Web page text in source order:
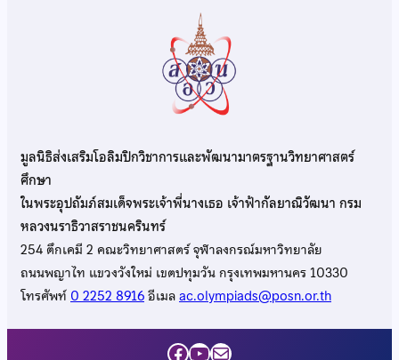
มูลนิธิส่งเสริมโอลิมปิกวิชาการและพัฒนามาตรฐานวิทยาศาสตร์
ศึกษา
ในพระอุปถัมภ์สมเด็จพระเจ้าพี่นางเธอ เจ้าฟ้ากัลยาณิวัฒนา กรม
หลวงนราธิวาสราชนครินทร์
254 ตึกเคมี 2 คณะวิทยาศาสตร์ จุฬาลงกรณ์มหาวิทยาลัย
ถนนพญาไท แขวงวังใหม่ เขตปทุมวัน กรุงเทพมหานคร 10330
โทรศัพท์0 2252 8916อีเมลac.olympiads@posn.or.th
Facebook
YouTube
Mail